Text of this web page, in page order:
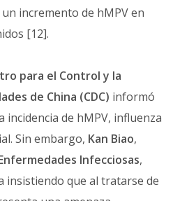
incremento de hMPV en
[12].
para el Control y la
de China (CDC) informó
incidencia de hMPV, influenza
Sin embargo, Kan Biao,
Infecciosas,
insistiendo que al tratarse de